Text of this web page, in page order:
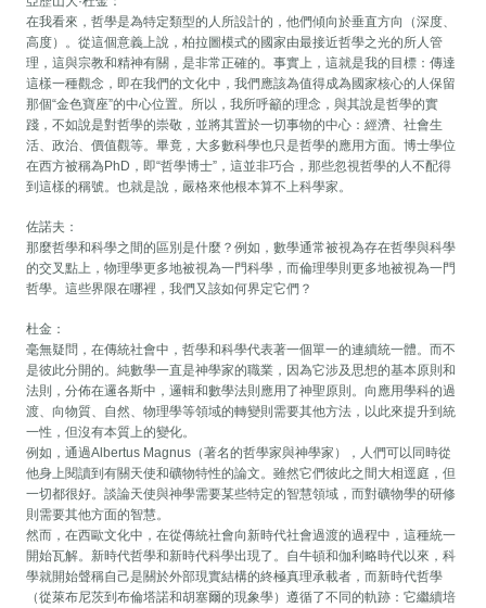
在我看來，哲學是為特定類型的人所設計的，他們傾向於垂直方向（深度、
高度）。從這個意義上說，柏拉圖模式的國家由最接近哲學之光的所人管
理，這與宗教和精神有關，是非常正確的。事實上，這就是我的目標：傳達
這樣一種觀念，即在我們的文化中，我們應該為值得成為國家核心的人保留
那個“金色寶座”的中心位置。所以，我所呼籲的理念，與其說是哲學的實
踐，不如說是對哲學的崇敬，並將其置於一切事物的中心：經濟、社會生
活、政治、價值觀等。畢竟，大多數科學也只是哲學的應用方面。博士學位
在西方被稱為PhD，即“哲學博士”，這並非巧合，那些忽視哲學的人不配得
到這樣的稱號。也就是說，嚴格來他根本算不上科學家。
佐諾夫：
那麼哲學和科學之間的區別是什麼？例如，數學通常被視為存在哲學與科學
的交叉點上，物理學更多地被視為一門科學，而倫理學則更多地被視為一門
哲學。這些界限在哪裡，我們又該如何界定它們？
杜金：
毫無疑問，在傳統社會中，哲學和科學代表著一個單一的連續統一體。而不
是彼此分開的。純數學一直是神學家的職業，因為它涉及思想的基本原則和
法則，分佈在邏各斯中，邏輯和數學法則應用了神聖原則。向應用學科的過
渡、向物質、自然、物理學等領域的轉變則需要其他方法，以此來提升到統
一性，但沒有本質上的變化。
例如，通過Albertus Magnus（著名的哲學家與神學家），人們可以同時從
他身上閱讀到有關天使和礦物特性的論文。雖然它們彼此之間大相逕庭，但
一切都很好。談論天使與神學需要某些特定的智慧領域，而對礦物學的研修
則需要其他方面的智慧。
然而，在西歐文化中，在從傳統社會向新時代社會過渡的過程中，這種統一
開始瓦解。新時代哲學和新時代科學出現了。自牛頓和伽利略時代以來，科
學就開始聲稱自己是關於外部現實結構的終極真理承載者，而新時代哲學
（從萊布尼茨到布倫塔諾和胡塞爾的現象學）遵循了不同的軌跡：它繼續培